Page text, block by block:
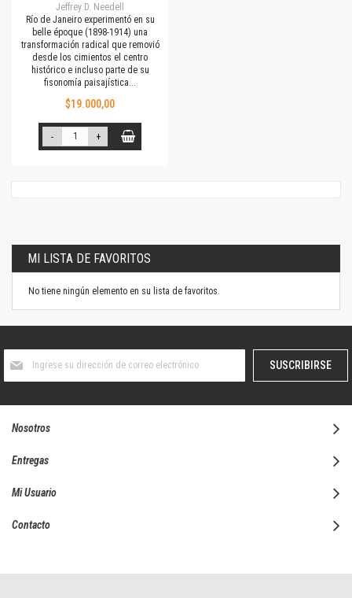
Jeffrey D. Needell
Río de Janeiro experimentó en su
belle époque (1898-1914) una
transformación radical que removió
desde los cimientos el centro
histórico e incluso parte de su
fisonomía paisajística...
$19.000,00
- +
MI LISTA DE FAVORITOS
No tiene ningún elemento en su lista de favoritos.
boletín
SUSCRIBIRSE
Nosotros
Entregas
Mi Usuario
Contacto